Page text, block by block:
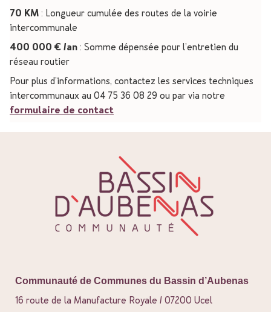
70 KM : Longueur cumulée des routes de la voirie
intercommunale
400 000 € /an : Somme dépensée pour l’entretien du
réseau routier
Pour plus d’informations, contactez les services techniques
intercommunaux au 04 75 36 08 29 ou par via notre
formulaire de contact
Communauté de Communes du Bassin d’Aubenas
16 route de la Manufacture Royale / 07200 Ucel